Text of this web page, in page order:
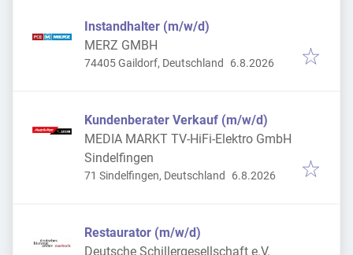
Instandhalter (m/w/d)
MERZ GMBH
74405 Gaildorf, Deutschland Veröffentlicht
6.8.2026
Kundenberater Verkauf (m/w/d)
MEDIA MARKT TV-HiFi-Elektro GmbH
Sindelfingen
71 Sindelfingen, Deutschland Veröffentlicht
6.8.2026
Restaurator (m/w/d)
Deutsche Schillergesellschaft e.V.